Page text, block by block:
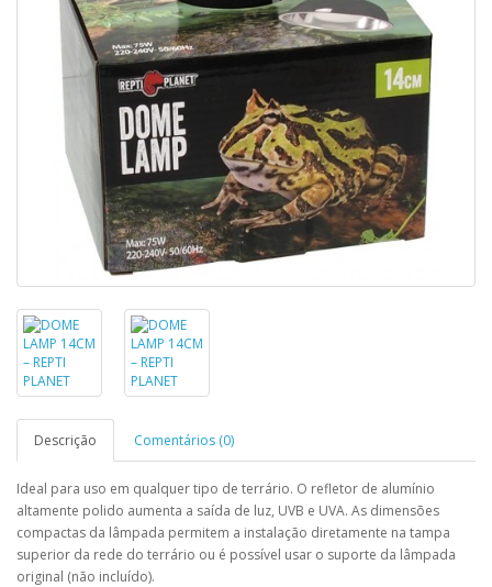
Descrição Comentários (0)
Ideal para uso em qualquer tipo de terrário. O refletor de alumínio
altamente polido aumenta a saída de luz, UVB e UVA. As dimensões
compactas da lâmpada permitem a instalação diretamente na tampa
superior da rede do terrário ou é possível usar o suporte da lâmpada
original (não incluído).